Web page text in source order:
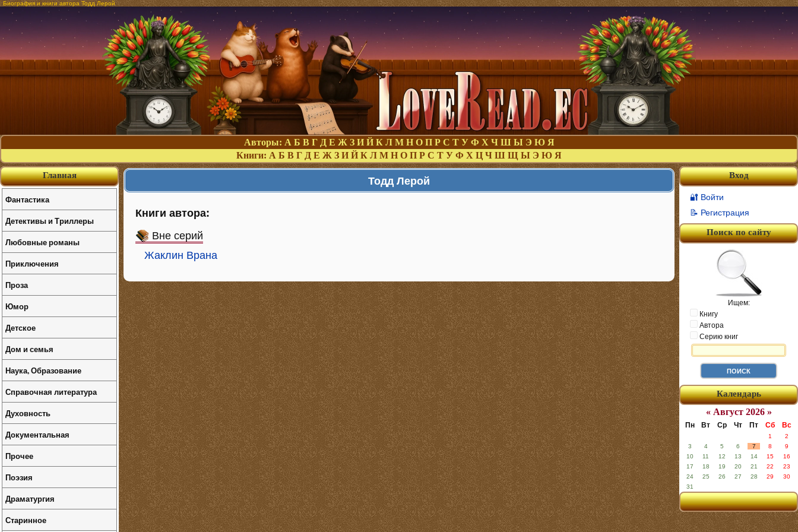
Биография и книги автора Тодд Лерой
Авторы: А Б В Г Д Е Ж З И Й К Л М Н О П Р С Т У Ф Х Ч Ш Ы Э Ю Я
Книги: А Б В Г Д Е Ж З И Й К Л М Н О П Р С Т У Ф Х Ц Ч Ш Щ Ы Э Ю Я
Тодд Лерой
Книги автора:
Вне серий
Жаклин Врана
Вход
🔐 Войти
📝 Регистрация
Поиск по сайту
Ищем:
Книгу
Автора
Серию книг
Календарь
« Август 2026 »
Пн Вт Ср Чт Пт Сб Вс
1
2
3
4 5 6 7 8
9
10
11 12 13 14 15
16
17
18 19 20 21 22
23
24
25 26 27 28 29
30
31
Главная
Фантастика
Детективы и Триллеры
Любовные романы
Приключения
Проза
Юмор
Детское
Дом и семья
Наука, Образование
Справочная литература
Духовность
Документальная
Прочее
Поэзия
Драматургия
Старинное